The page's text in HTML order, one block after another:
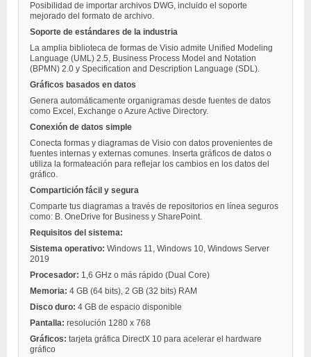
Posibilidad de importar archivos DWG, incluido el soporte
mejorado del formato de archivo.
Soporte de estándares de la industria
La amplia biblioteca de formas de Visio admite Unified Modeling
Language (UML) 2.5, Business Process Model and Notation
(BPMN) 2.0 y Specification and Description Language (SDL).
Gráficos basados en datos
Genera automáticamente organigramas desde fuentes de datos
como Excel, Exchange o Azure Active Directory.
Conexión de datos simple
Conecta formas y diagramas de Visio con datos provenientes de
fuentes internas y externas comunes. Inserta gráficos de datos o
utiliza la formateación para reflejar los cambios en los datos del
gráfico.
Compartición fácil y segura
Comparte tus diagramas a través de repositorios en línea seguros
como: B. OneDrive for Business y SharePoint.
Requisitos del sistema:
Sistema operativo: Windows 11, Windows 10, Windows Server
2019
Procesador: 1,6 GHz o más rápido (Dual Core)
Memoria: 4 GB (64 bits), 2 GB (32 bits) RAM
Disco duro: 4 GB de espacio disponible
Pantalla: resolución 1280 x 768
Gráficos: tarjeta gráfica DirectX 10 para acelerar el hardware
gráfico